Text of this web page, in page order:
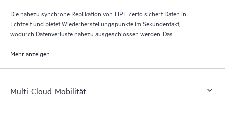
Die nahezu synchrone Replikation von HPE Zerto sichert Daten in
Echtzeit und bietet Wiederherstellungspunkte im Sekundentakt,
wodurch Datenverluste nahezu ausgeschlossen werden. Das
Tausende von Wiederherstellungspunkten und ermöglicht so eine
Mehr anzeigen
Multi-Cloud-Mobilität